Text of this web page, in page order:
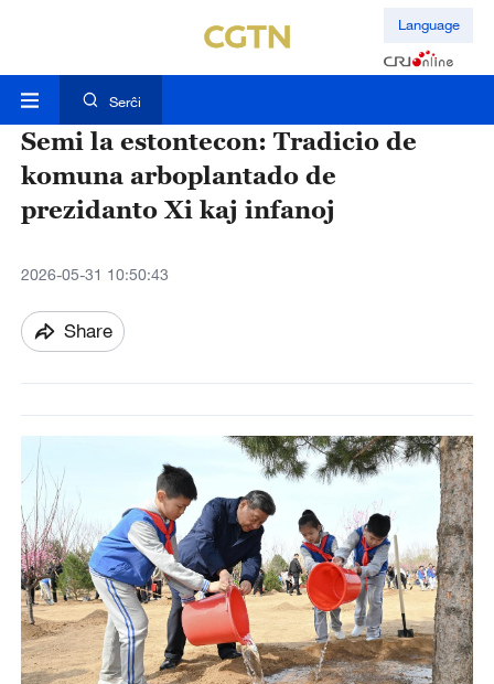
Language
Serĉi
Semi la estontecon: Tradicio de
komuna arboplantado de
prezidanto Xi kaj infanoj
2026-05-31 10:50:43
Share